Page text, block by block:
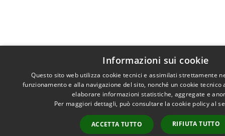
Informazioni sui cookie
Questo sito web utilizza cookie tecnici e assimilati strettamente
funzionamento e alla navigazione del sito, nonché un cookie
elaborare informazioni statistiche, aggregate e
Per maggiori dettagli, può consultare la cookie policy al
ACCETTA TUTTO RIFIUTA TUTTO